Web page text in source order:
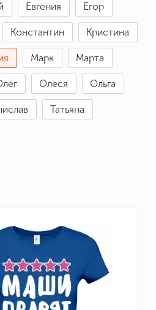
Евгения Егор
Константин Кристина
Марк Марта
Олеся Ольга
Татьяна